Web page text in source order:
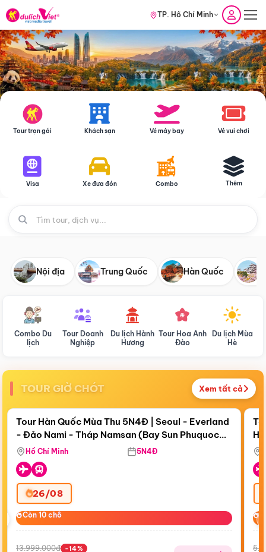
TP. Hồ Chí Minh
Tour trọn gói Khách sạn Vé máy bay Vé vui chơi
Visa Xe đưa đón Combo Thêm
Nội địa Trung Quốc Hàn Quốc
Combo Du
lịch
Tour Doanh
Nghiệp
Du lịch Hành
Hương
Tour Hoa Anh
Đào
Du lịch Mùa
Hè
TOUR GIỜ CHÓT Xem tất cả
Còn17 ngày 19:38:42
Bay Sun Phuquoc Airways
Điểm nổi bật
Tour Hàn Quốc Mùa Thu 5N4Đ | Seoul - Everland
- Đảo Nami - Tháp Namsan (Bay Sun Phuquoc
Airways)
Hồ Chí Minh 5N4Đ
26/08
Còn 10 chỗ
Còn 10 chỗ
13.999.000đ -14%